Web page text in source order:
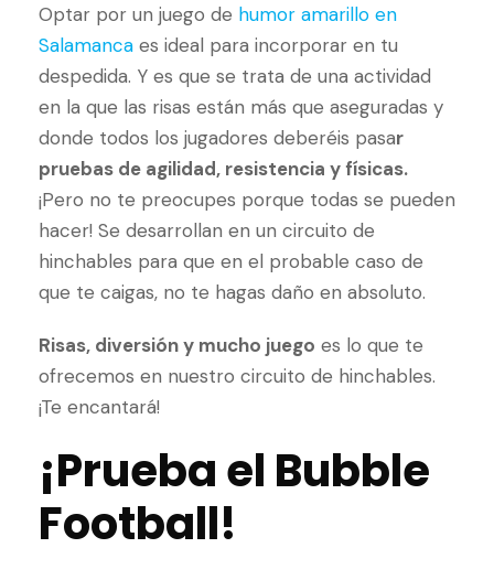
Optar por un juego de humor amarillo en
Salamanca es ideal para incorporar en tu
despedida. Y es que se trata de una actividad
en la que las risas están más que aseguradas y
donde todos los jugadores deberéis pasar
pruebas de agilidad, resistencia y físicas.
¡Pero no te preocupes porque todas se pueden
hacer! Se desarrollan en un circuito de
hinchables para que en el probable caso de
que te caigas, no te hagas daño en absoluto.
Risas, diversión y mucho juego es lo que te
ofrecemos en nuestro circuito de hinchables.
¡Te encantará!
¡Prueba el Bubble
Football!